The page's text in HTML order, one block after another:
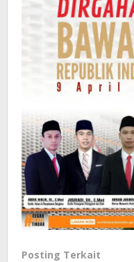
Posting Terkait